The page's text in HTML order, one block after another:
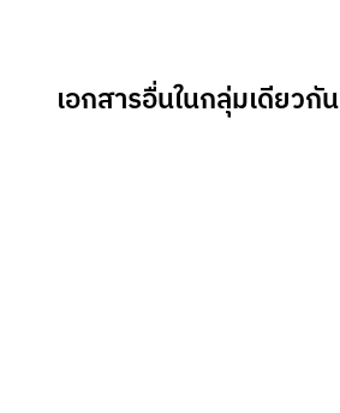
เอกสารอื่นในกลุ่มเดียวกัน